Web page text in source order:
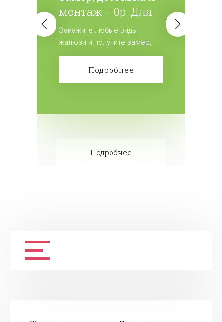
монтаж = 0р. Для
всех жалюзи.
Закажите любые виды
жалюзи и получите замер,
доставку и монтаж
бесплатно! Сделайте заказ!
Подробнее
Подробнее